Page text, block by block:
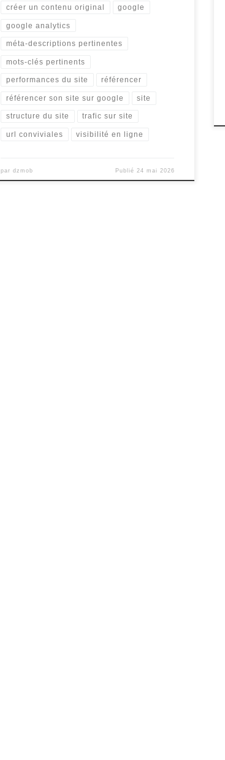
créer un contenu original google
google analytics
méta-descriptions pertinentes
mots-clés pertinents
performances du site référencer
référencer son site sur google site
structure du site trafic sur site
url conviviales visibilité en ligne
pardzmob Publié 24 mai 2026